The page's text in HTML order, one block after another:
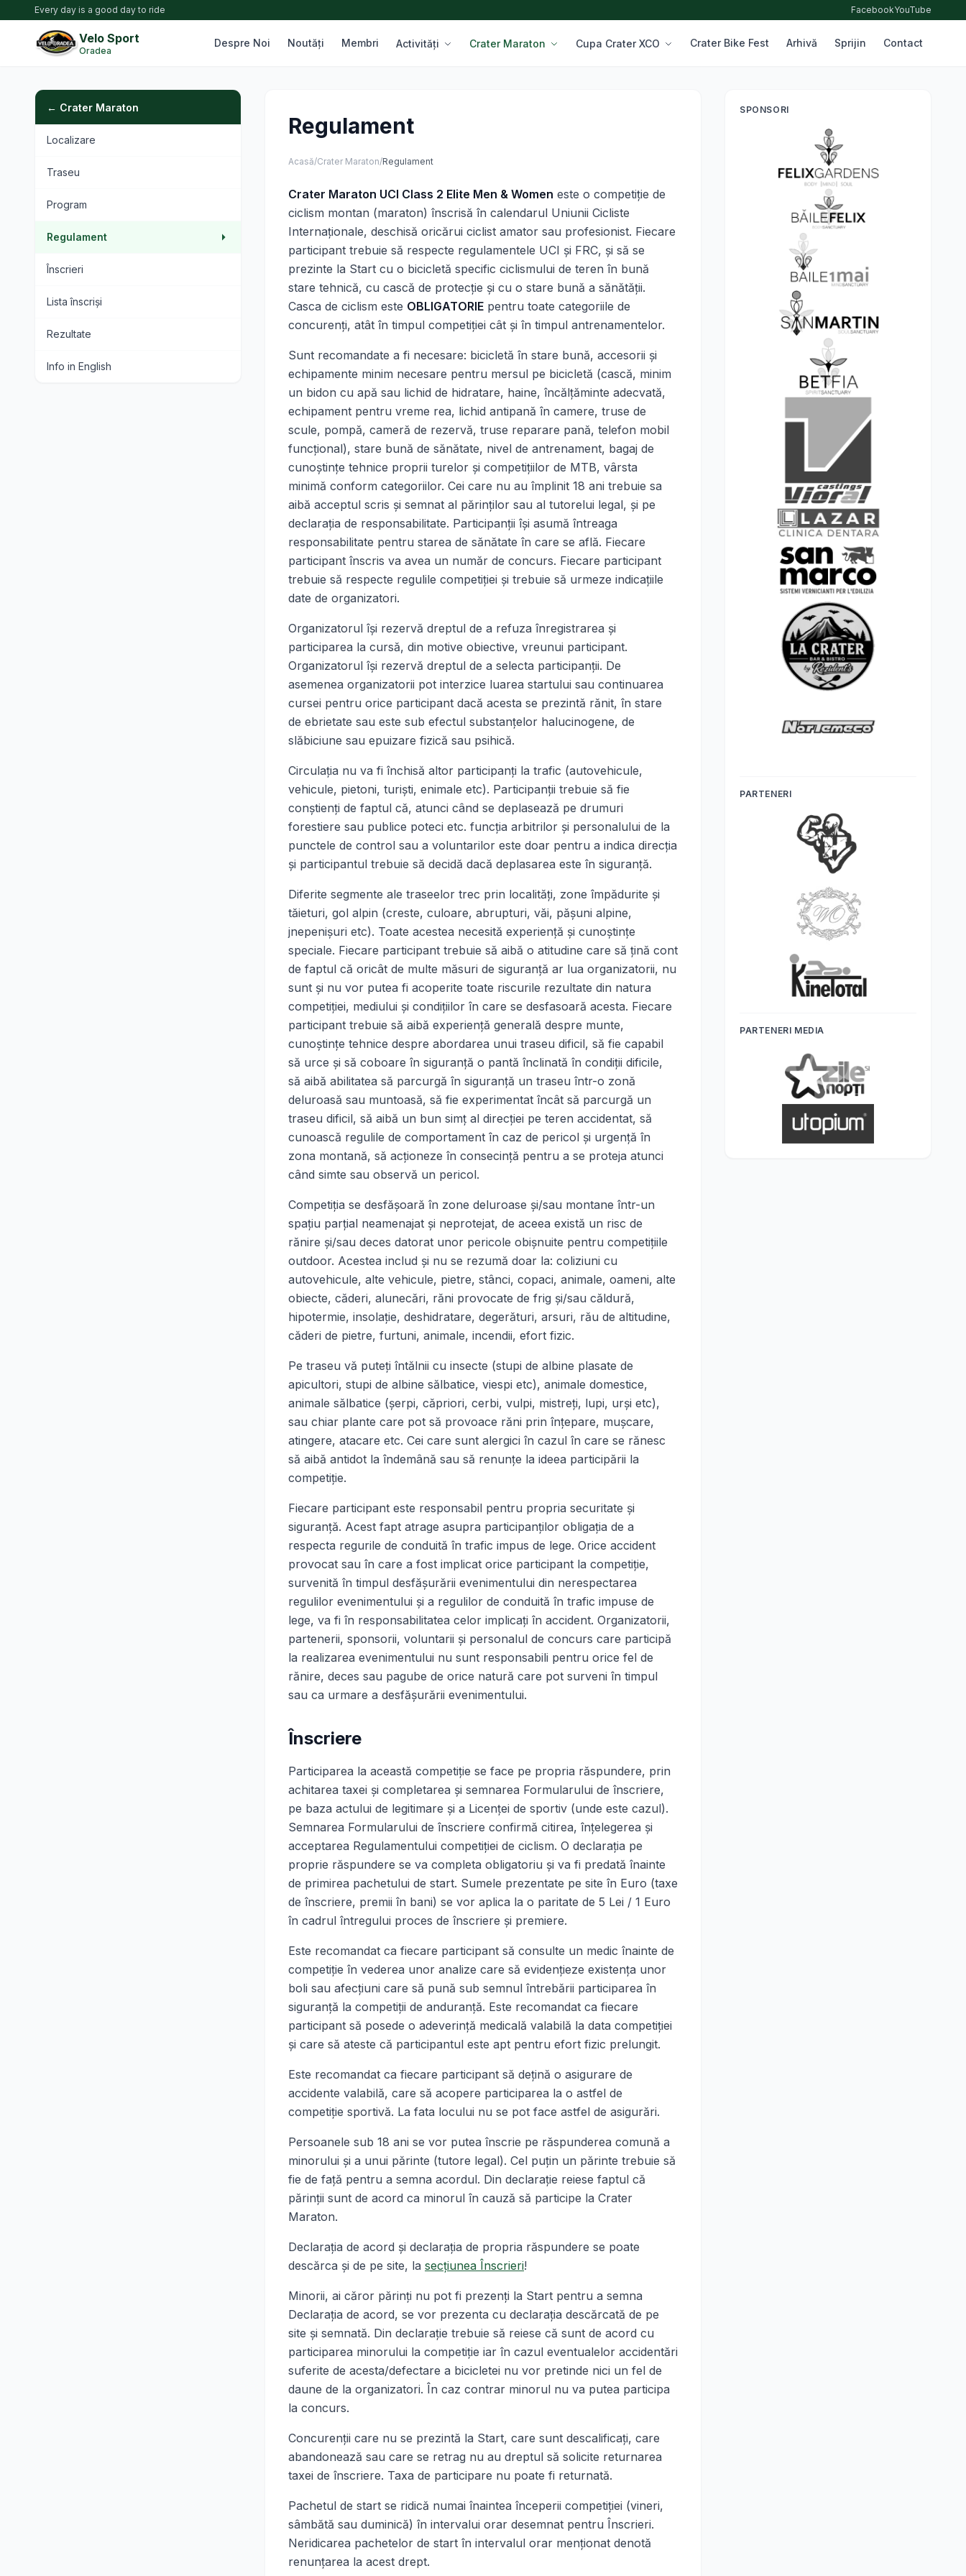
Every day is a good day to ride FacebookYouTube
Velo Sport
Oradea
Despre Noi Noutăți Membri Activități Crater Maraton Cupa Crater XCO Crater Bike Fest Arhivă Sprijin Contact
← Crater Maraton
Localizare
Traseu
Program
Regulament
Înscrieri
Lista înscriși
Rezultate
Info in English
Regulament
Acasă/Crater Maraton/Regulament
Crater Maraton UCI Class 2 Elite Men & Women este o competiţie de
ciclism montan (maraton) înscrisă în calendarul Uniunii Cicliste
Internaţionale, deschisă oricărui ciclist amator sau profesionist. Fiecare
participant trebuie să respecte regulamentele UCI și FRC, și să se
prezinte la Start cu o bicicletă specific ciclismului de teren în bună
stare tehnică, cu cască de protecţie şi cu o stare bună a sănătăţii.
Casca de ciclism este OBLIGATORIE pentru toate categoriile de
concurenţi, atât în timpul competiţiei cât şi în timpul antrenamentelor.
Sunt recomandate a fi necesare: bicicletă în stare bună, accesorii şi
echipamente minim necesare pentru mersul pe bicicletă (cască, minim
un bidon cu apă sau lichid de hidratare, haine, încălţăminte adecvată,
echipament pentru vreme rea, lichid antipană în camere, truse de
scule, pompă, cameră de rezervă, truse reparare pană, telefon mobil
funcţional), stare bună de sănătate, nivel de antrenament, bagaj de
cunoştinţe tehnice proprii turelor şi competiţiilor de MTB, vârsta
minimă conform categoriilor. Cei care nu au împlinit 18 ani trebuie sa
aibă acceptul scris şi semnat al părinţilor sau al tutorelui legal, şi pe
declaraţia de responsabilitate. Participanţii îşi asumă întreaga
responsabilitate pentru starea de sănătate în care se află. Fiecare
participant înscris va avea un număr de concurs. Fiecare participant
trebuie să respecte regulile competiţiei şi trebuie să urmeze indicaţiile
date de organizatori.
Organizatorul îşi rezervă dreptul de a refuza înregistrarea şi
participarea la cursă, din motive obiective, vreunui participant.
Organizatorul îşi rezervă dreptul de a selecta participanţii. De
asemenea organizatorii pot interzice luarea startului sau continuarea
cursei pentru orice participant dacă acesta se prezintă rănit, în stare
de ebrietate sau este sub efectul substanţelor halucinogene, de
slăbiciune sau epuizare fizică sau psihică.
Circulația nu va fi închisă altor participanţi la trafic (autovehicule,
vehicule, pietoni, turişti, enimale etc). Participanţii trebuie să fie
conştienţi de faptul că, atunci când se deplasează pe drumuri
forestiere sau publice poteci etc. funcţia arbitrilor şi personalului de la
punctele de control sau a voluntarilor este doar pentru a indica direcţia
şi participantul trebuie să decidă dacă deplasarea este în siguranţă.
Diferite segmente ale traseelor trec prin localităţi, zone împădurite şi
tăieturi, gol alpin (creste, culoare, abrupturi, văi, păşuni alpine,
jnepenişuri etc). Toate acestea necesită experienţă şi cunoştinţe
speciale. Fiecare participant trebuie să aibă o atitudine care să ţină cont
de faptul că oricât de multe măsuri de siguranţă ar lua organizatorii, nu
sunt şi nu vor putea fi acoperite toate riscurile rezultate din natura
competiţiei, mediului şi condiţiilor în care se desfasoară acesta. Fiecare
participant trebuie să aibă experienţă generală despre munte,
cunoştinţe tehnice despre abordarea unui traseu dificil, să fie capabil
să urce şi să coboare în siguranţă o pantă înclinată în condiţii dificile,
să aibă abilitatea să parcurgă în siguranţă un traseu într-o zonă
deluroasă sau muntoasă, să fie experimentat încât să parcurgă un
traseu dificil, să aibă un bun simţ al direcţiei pe teren accidentat, să
cunoască regulile de comportament în caz de pericol şi urgenţă în
zona montană, să acţioneze în consecinţă pentru a se proteja atunci
când simte sau observă un pericol.
Competiţia se desfăşoară în zone deluroase şi/sau montane într-un
spaţiu parțial neamenajat şi neprotejat, de aceea există un risc de
rănire şi/sau deces datorat unor pericole obişnuite pentru competiţiile
outdoor. Acestea includ şi nu se rezumă doar la: coliziuni cu
autovehicule, alte vehicule, pietre, stânci, copaci, animale, oameni, alte
obiecte, căderi, alunecări, răni provocate de frig şi/sau căldură,
hipotermie, insolaţie, deshidratare, degerături, arsuri, rău de altitudine,
căderi de pietre, furtuni, animale, incendii, efort fizic.
Pe traseu vă puteți întălnii cu insecte (stupi de albine plasate de
apicultori, stupi de albine sălbatice, viespi etc), animale domestice,
animale sălbatice (șerpi, căpriori, cerbi, vulpi, mistreți, lupi, urși etc),
sau chiar plante care pot să provoace răni prin înțepare, mușcare,
atingere, atacare etc. Cei care sunt alergici în cazul în care se rănesc
să aibă antidot la îndemână sau să renunțe la ideea participării la
competiție.
Fiecare participant este responsabil pentru propria securitate şi
siguranţă. Acest fapt atrage asupra participanţilor obligaţia de a
respecta regurile de conduită în trafic impus de lege. Orice accident
provocat sau în care a fost implicat orice participant la competiţie,
survenită în timpul desfăşurării evenimentului din nerespectarea
regulilor evenimentului şi a regulilor de conduită în trafic impuse de
lege, va fi în responsabilitatea celor implicaţi în accident. Organizatorii,
partenerii, sponsorii, voluntarii şi personalul de concurs care participă
la realizarea evenimentului nu sunt responsabili pentru orice fel de
rănire, deces sau pagube de orice natură care pot surveni în timpul
sau ca urmare a desfăşurării evenimentului.
Înscriere
Participarea la această competiţie se face pe propria răspundere, prin
achitarea taxei și completarea şi semnarea Formularului de înscriere,
pe baza actului de legitimare și a Licenței de sportiv (unde este cazul).
Semnarea Formularului de înscriere confirmă citirea, înţelegerea şi
acceptarea Regulamentului competiţiei de ciclism. O declaraţia pe
proprie răspundere se va completa obligatoriu şi va fi predată înainte
de primirea pachetului de start. Sumele prezentate pe site în Euro (taxe
de înscriere, premii în bani) se vor aplica la o paritate de 5 Lei / 1 Euro
în cadrul întregului proces de înscriere și premiere.
Este recomandat ca fiecare participant să consulte un medic înainte de
competiţie în vederea unor analize care să evidenţieze existenţa unor
boli sau afecţiuni care să pună sub semnul întrebării participarea în
siguranţă la competiţii de anduranţă. Este recomandat ca fiecare
participant să posede o adeverinţă medicală valabilă la data competiţiei
şi care să ateste că participantul este apt pentru efort fizic prelungit.
Este recomandat ca fiecare participant să deţină o asigurare de
accidente valabilă, care să acopere participarea la o astfel de
competiţie sportivă. La fata locului nu se pot face astfel de asigurări.
Persoanele sub 18 ani se vor putea înscrie pe răspunderea comună a
minorului şi a unui părinte (tutore legal). Cel puţin un părinte trebuie să
fie de faţă pentru a semna acordul. Din declaraţie reiese faptul că
părinţii sunt de acord ca minorul în cauză să participe la Crater
Maraton.
Declaraţia de acord şi declaraţia de propria răspundere se poate
descărca şi de pe site, la secţiunea Înscrieri!
Minorii, ai căror părinţi nu pot fi prezenţi la Start pentru a semna
Declaraţia de acord, se vor prezenta cu declaraţia descărcată de pe
site şi semnată. Din declaraţie trebuie să reiese că sunt de acord cu
participarea minorului la competiţie iar în cazul eventualelor accidentări
suferite de acesta/defectare a bicicletei nu vor pretinde nici un fel de
daune de la organizatori. În caz contrar minorul nu va putea participa
la concurs.
Concurenţii care nu se prezintă la Start, care sunt descalificaţi, care
abandonează sau care se retrag nu au dreptul să solicite returnarea
taxei de înscriere. Taxa de participare nu poate fi returnată.
Pachetul de start se ridică numai înaintea începerii competiţiei (vineri,
sâmbătă sau duminică) în intervalui orar desemnat pentru Înscrieri.
Neridicarea pachetelor de start în intervalul orar menţionat denotă
renunţarea la acest drept.
SPONSORI
PARTENERI
PARTENERI MEDIA